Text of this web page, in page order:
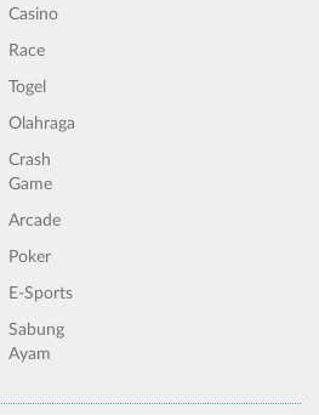
Casino
Race
Togel
Olahraga
Crash
Game
Arcade
Poker
E-Sports
Sabung
Ayam